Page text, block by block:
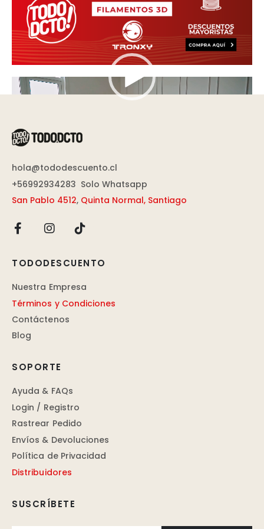
Reproductor
de
hola@tododescuento.cl
+56992934283 Solo Whatsapp
San Pablo 4512, Quinta Normal, Santiago
SUSCRÍBETE
TODODESCUENTO
Nuestra Empresa
Términos y Condiciones
Contáctenos
Blog
SOPORTE
Ayuda & FAQs
Login / Registro
Rastrear Pedido
Envíos & Devoluciones
Política de Privacidad
Distribuidores